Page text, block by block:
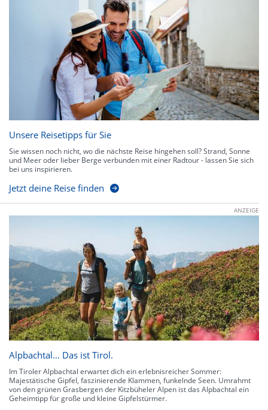
Unsere Reisetipps für Sie
Sie wissen noch nicht, wo die nächste Reise hingehen soll? Strand, Sonne
und Meer oder lieber Berge verbunden mit einer Radtour - lassen Sie sich
bei uns inspirieren.
Jetzt deine Reise finden
ANZEIGE
Alpbachtal… Das ist Tirol.
Im Tiroler Alpbachtal erwartet dich ein erlebnisreicher Sommer:
Majestätische Gipfel, faszinierende Klammen, funkelnde Seen. Umrahmt
von den grünen Grasbergen der Kitzbüheler Alpen ist das Alpbachtal ein
Geheimtipp für große und kleine Gipfelstürmer.